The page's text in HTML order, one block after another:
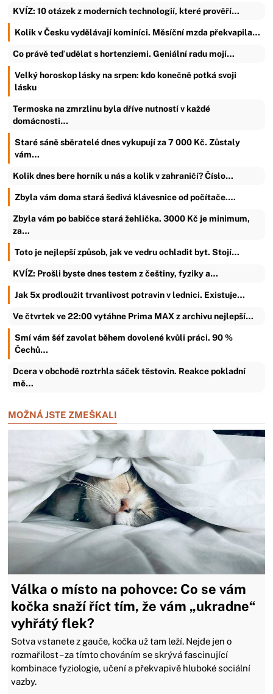
KVÍZ: 10 otázek z moderních technologií, které prověří…
Kolik v Česku vydělávají kominíci. Měsíční mzda překvapila…
Co právě teď udělat s hortenziemi. Geniální radu mojí…
Velký horoskop lásky na srpen: kdo konečně potká svoji
lásku
Termoska na zmrzlinu byla dříve nutností v každé
domácnosti…
Staré sáně sběratelé dnes vykupují za 7 000 Kč. Zůstaly
vám…
Kolik dnes bere horník u nás a kolik v zahraničí? Číslo…
Zbyla vám doma stará šedivá klávesnice od počítače.…
Zbyla vám po babičce stará žehlička. 3000 Kč je minimum,
za…
Toto je nejlepší způsob, jak ve vedru ochladit byt. Stojí…
KVÍZ: Prošli byste dnes testem z češtiny, fyziky a…
Jak 5x prodloužit trvanlivost potravin v lednici. Existuje…
Ve čtvrtek ve 22:00 vytáhne Prima MAX z archivu nejlepší…
Smí vám šéf zavolat během dovolené kvůli práci. 90 %
Čechů…
Dcera v obchodě roztrhla sáček těstovin. Reakce pokladní
mě…
MOŽNÁ JSTE ZMEŠKALI
Válka o místo na pohovce: Co se vám
kočka snaží říct tím, že vám „ukradne“
vyhřátý flek?
Sotva vstanete z gauče, kočka už tam leží. Nejde jen o
rozmařilost – za tímto chováním se skrývá fascinující
kombinace fyziologie, učení a překvapivě hluboké sociální
vazby.